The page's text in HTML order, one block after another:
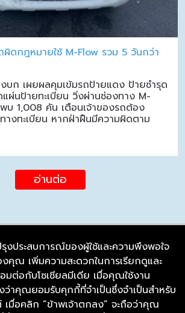
ผิดกฎหมายใช้ M-Flow รวม 5 วันกว่า
บก เผยผลคุมเข้มรถป้ายแดง ป้ายชำรุด
ผ่นป้ายทะเบียน วิ่งผ่านช่องทาง M-
บ 1,008 คัน เตือนเจ้าของรถต้อง
างทะเบียน หากฝ่าฝืนมีความผิดตาม
อ่านต่อ
ด
Baanmai Road,
11140
รุงประสบการณ์ของผู้ใช้และความพึงพอใจ
คุณ เพิ่มความสะดวกในการเรียกดูและ
มต่อกับโซเชียลมีเดีย เมื่อคุณใช้งาน
ว่าคุณยอมรับคุกกี้ที่จำเป็นซึ่งจำเป็นสำหรับ
เมื่อคลิก “ข้าพเจ้าตกลง” จะถือว่าคุณ